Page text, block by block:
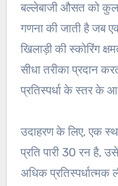
बल्लेबाजी औसत को
गणना की जाती है जब
खिलाड़ी की स्कोरिंग
सीधा तरीका प्रदान
प्रतिस्पर्धा के स्तर के
उदाहरण के लिए, एक
प्रति पारी 30 रन है,
अधिक